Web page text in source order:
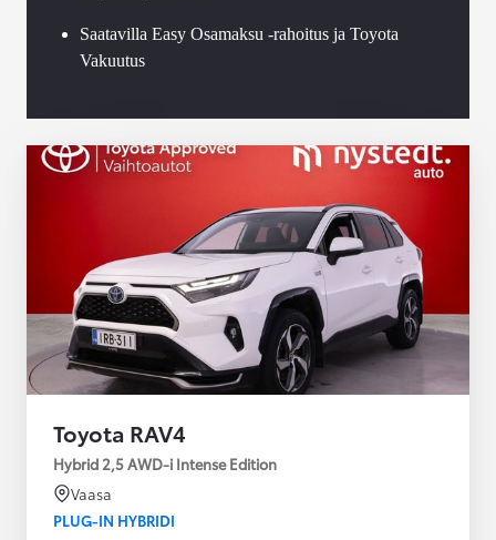
Saatavilla Easy Osamaksu -rahoitus ja Toyota
Vakuutus
Toyota RAV4
Hybrid 2,5 AWD-i Intense Edition
Vaasa
PLUG-IN HYBRIDI